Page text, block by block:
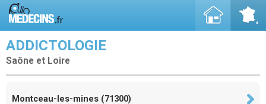
ADDICTOLOGIE
Saône et Loire
Montceau-les-mines (71300)